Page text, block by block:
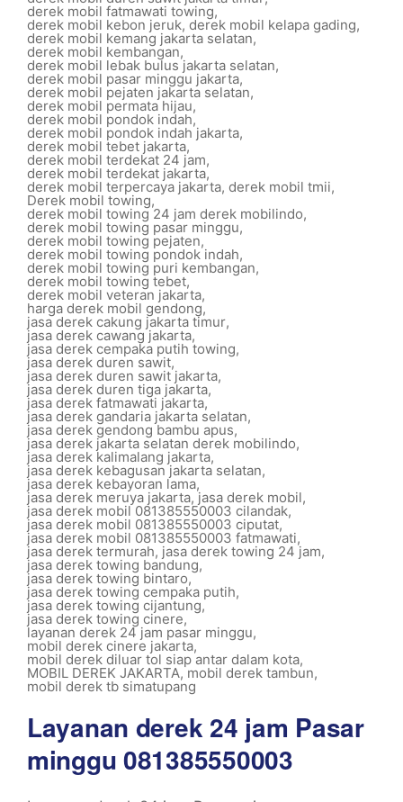
derek mobil fatmawati towing,
derek mobil kebon jeruk, derek mobil kelapa gading,
derek mobil kemang jakarta selatan,
derek mobil kembangan,
derek mobil lebak bulus jakarta selatan,
derek mobil pasar minggu jakarta,
derek mobil pejaten jakarta selatan,
derek mobil permata hijau,
derek mobil pondok indah,
derek mobil pondok indah jakarta,
derek mobil tebet jakarta,
derek mobil terdekat 24 jam,
derek mobil terdekat jakarta,
derek mobil terpercaya jakarta, derek mobil tmii,
Derek mobil towing,
derek mobil towing 24 jam derek mobilindo,
derek mobil towing pasar minggu,
derek mobil towing pejaten,
derek mobil towing pondok indah,
derek mobil towing puri kembangan,
derek mobil towing tebet,
derek mobil veteran jakarta,
harga derek mobil gendong,
jasa derek cakung jakarta timur,
jasa derek cawang jakarta,
jasa derek cempaka putih towing,
jasa derek duren sawit,
jasa derek duren sawit jakarta,
jasa derek duren tiga jakarta,
jasa derek fatmawati jakarta,
jasa derek gandaria jakarta selatan,
jasa derek gendong bambu apus,
jasa derek jakarta selatan derek mobilindo,
jasa derek kalimalang jakarta,
jasa derek kebagusan jakarta selatan,
jasa derek kebayoran lama,
jasa derek meruya jakarta,jasa derek mobil,
jasa derek mobil 081385550003 cilandak,
jasa derek mobil 081385550003 ciputat,
jasa derek mobil 081385550003 fatmawati,
jasa derek termurah, jasa derek towing 24 jam,
jasa derek towing bandung,
jasa derek towing bintaro,
jasa derek towing cempaka putih,
jasa derek towing cijantung,
jasa derek towing cinere,
layanan derek 24 jam pasar minggu,
mobil derek cinere jakarta,
mobil derek diluar tol siap antar dalam kota,
MOBIL DEREK JAKARTA,mobil derek tambun,
mobil derek tb simatupang
Layanan derek 24 jam Pasar
minggu 081385550003